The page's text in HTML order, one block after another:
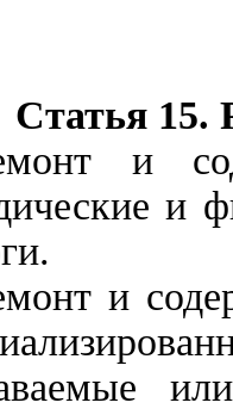
Статья 15.
и
и
и